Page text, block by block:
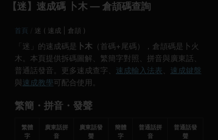
【迷】速成碼 卜木 — 倉頡碼查詢
首頁 迷 ( 速成 | 倉頡 )
「迷」的速成碼是 卜木 （首碼+尾碼），倉頡碼是卜火
木。本頁提供拆碼圖解、繁簡字對照、拼音與廣東話、
普通話發音。更多速成查字、 速成輸入法表、 速成鍵盤
與速成教學可配合使用。
繁簡・拼音・發聲
繁體
字
廣東話拼
音
廣東話發
聲
簡體
字
普通話拼
音
普通話發
聲